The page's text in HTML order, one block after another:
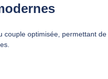
couple optimisée, permettant de